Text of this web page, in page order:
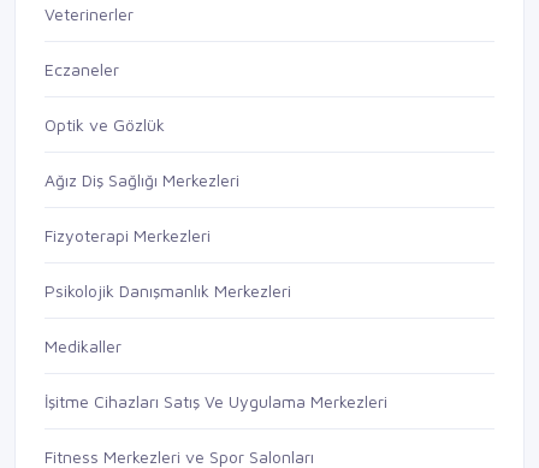
Veterinerler
Eczaneler
Optik ve Gözlük
Ağız Diş Sağlığı Merkezleri
Fizyoterapi Merkezleri
Psikolojik Danışmanlık Merkezleri
Medikaller
İşitme Cihazları Satış Ve Uygulama Merkezleri
Fitness Merkezleri ve Spor Salonları